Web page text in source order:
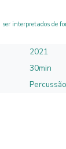
interpretados de
2021
30min